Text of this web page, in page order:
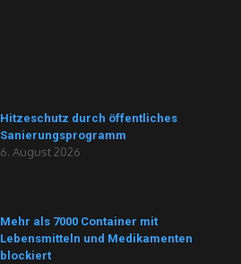
Hitzeschutz durch öffentliches
Sanierungsprogramm
6. August 2026
Mehr als 7000 Container mit
Lebensmitteln und Medikamenten
blockiert